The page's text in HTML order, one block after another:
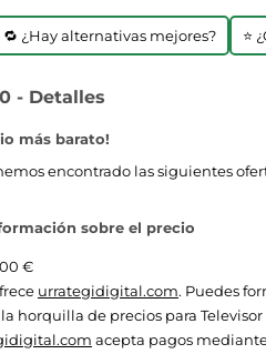
🔁 ¿Hay alternativas mejores? ⭐
- Detalles
más barato!
encontrado las siguientes
sobre el precio
€
urrategidigital.com. Puedes
horquilla de precios para
acepta pagos